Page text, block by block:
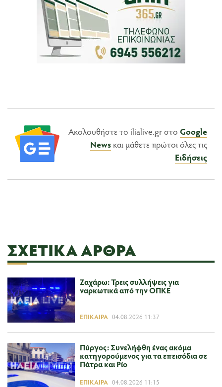
Ακολουθήστε το ilialive.gr στο Google
News και μάθετε πρώτοι όλες τις
Ειδήσεις
ΣΧΕΤΙΚΆ ΆΡΘΡΑ
Ζαχάρω: Τρεις συλλήψεις για
ναρκωτικά από την ΟΠΚΕ
ΕΠΊΚΑΙΡΑ 04.08.2026 11:37
Πύργος: Συνελήφθη ένας ακόμα
κατηγορούμενος για τα επεισόδια σε
Πάτρα και Ρίο
ΕΠΊΚΑΙΡΑ 04.08.2026 11:15